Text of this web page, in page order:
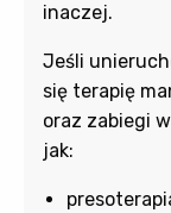
inaczej.
Jeśli
się terapię
oraz zabiegi
jak: